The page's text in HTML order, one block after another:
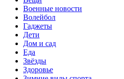
Военные новости
Волейбол
Гаджеты
Дети
Дом и сад
Еда
Звёзды
Здоровье